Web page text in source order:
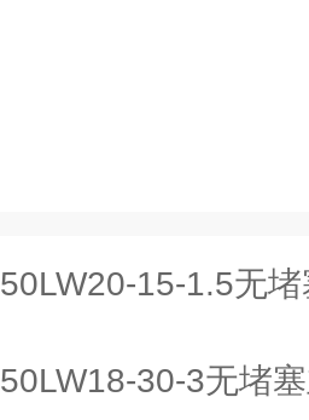
50LW20-15-1.5无
50LW18-30-3无堵